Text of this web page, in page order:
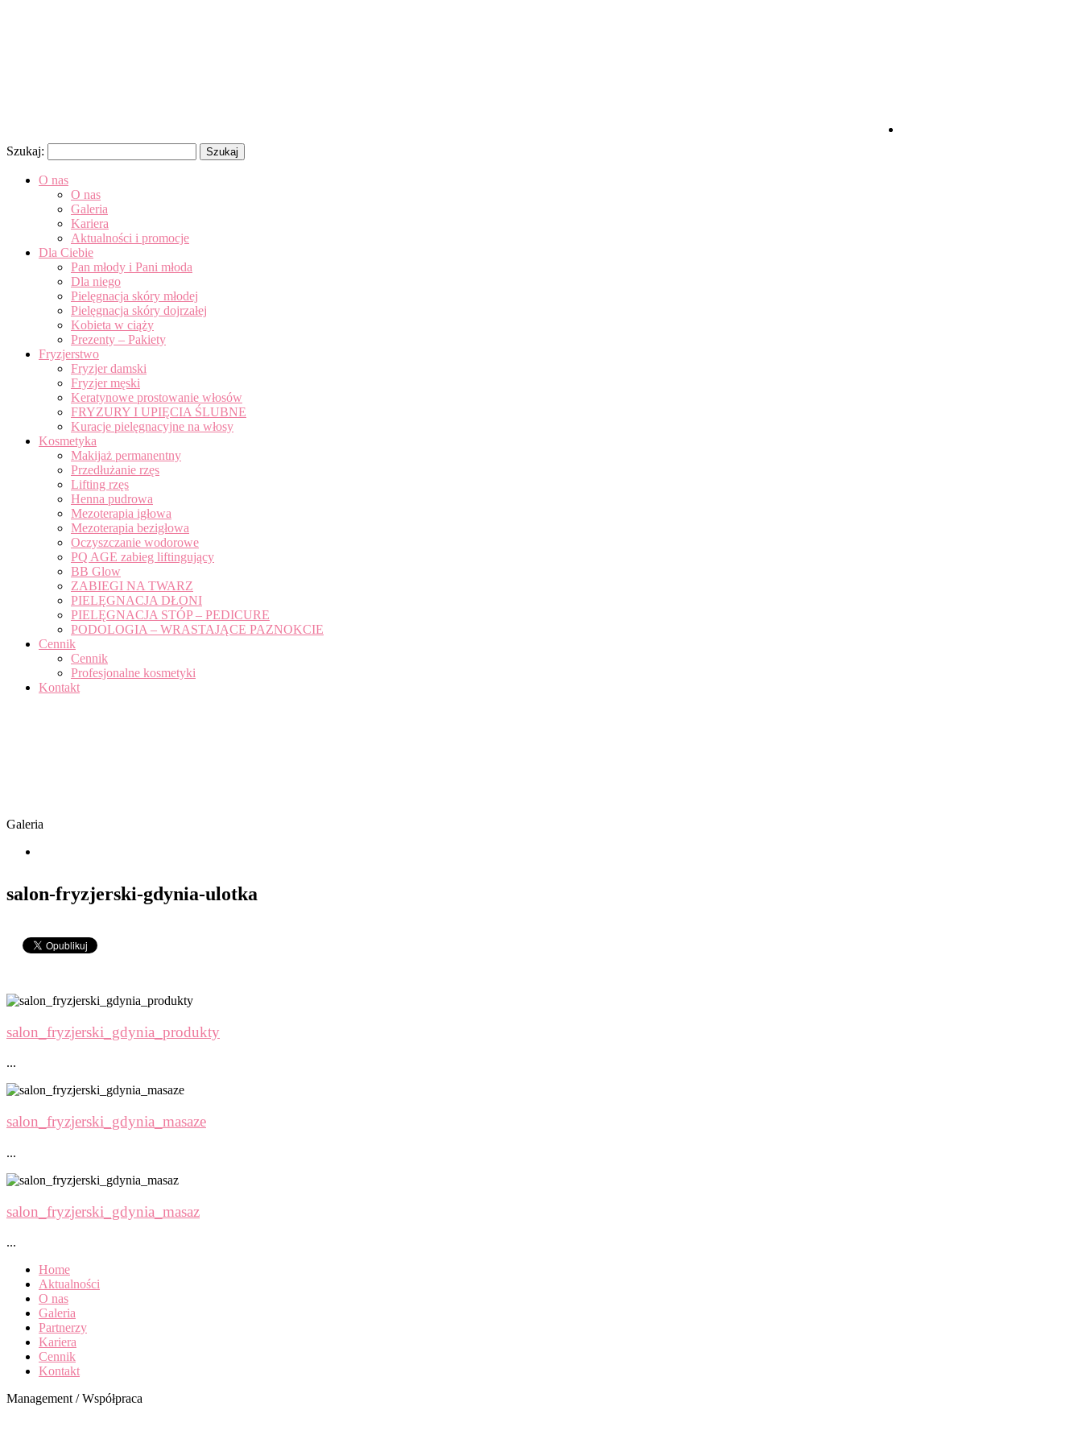
Szukaj:
O nas
O nas
Galeria
Kariera
Aktualności i promocje
Dla Ciebie
Pan młody i Pani młoda
Dla niego
Pielęgnacja skóry młodej
Pielęgnacja skóry dojrzałej
Kobieta w ciąży
Prezenty – Pakiety
Fryzjerstwo
Fryzjer damski
Fryzjer męski
Keratynowe prostowanie włosów
FRYZURY I UPIĘCIA ŚLUBNE
Kuracje pielęgnacyjne na włosy
Kosmetyka
Makijaż permanentny
Przedłużanie rzęs
Lifting rzęs
Henna pudrowa
Mezoterapia igłowa
Mezoterapia bezigłowa
Oczyszczanie wodorowe
PQ AGE zabieg liftingujący
BB Glow
ZABIEGI NA TWARZ
PIELĘGNACJA DŁONI
PIELĘGNACJA STÓP – PEDICURE
PODOLOGIA – WRASTAJĄCE PAZNOKCIE
Cennik
Cennik
Profesjonalne kosmetyki
Kontakt
Galeria
salon-fryzjerski-gdynia-ulotka
salon_fryzjerski_gdynia_produkty
...
salon_fryzjerski_gdynia_masaze
...
salon_fryzjerski_gdynia_masaz
...
Home
Aktualności
O nas
Galeria
Partnerzy
Kariera
Cennik
Kontakt
Management / Współpraca